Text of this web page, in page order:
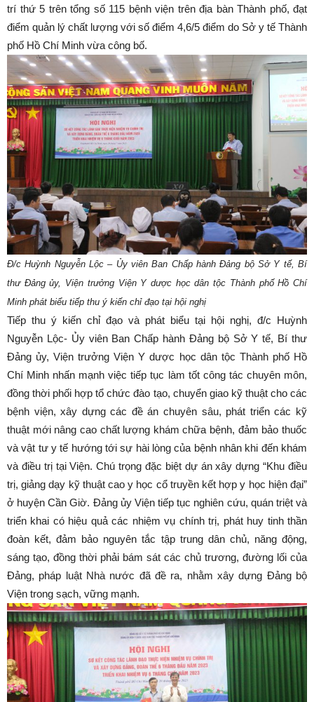
trí thứ 5 trên tổng số 115 bệnh viện trên địa bàn Thành phố, đạt
điểm quản lý chất lượng với số điểm 4,6/5 điểm do Sở y tế Thành
phố Hồ Chí Minh vừa công bố.
Đ/c Huỳnh Nguyễn Lộc – Ủy viên Ban Chấp hành Đảng bộ Sở Y tế, Bí
thư Đảng ủy, Viện trưởng Viện Y dược học dân tộc Thành phố Hồ Chí
Minh phát biểu tiếp thu ý kiến chỉ đạo tại hội nghị
Tiếp thu ý kiến chỉ đạo và phát biểu tại hội nghị, đ/c Huỳnh
Nguyễn Lộc- Ủy viên Ban Chấp hành Đảng bộ Sở Y tế, Bí thư
Đảng ủy, Viện trưởng Viện Y dược học dân tộc Thành phố Hồ
Chí Minh nhấn mạnh việc tiếp tục làm tốt công tác chuyên môn,
đồng thời phối hợp tổ chức đào tạo, chuyển giao kỹ thuật cho các
bệnh viện, xây dựng các đề án chuyên sâu, phát triển các kỹ
thuật mới nâng cao chất lượng khám chữa bệnh, đảm bảo thuốc
và vật tư y tế hướng tới sự hài lòng của bệnh nhân khi đến khám
và điều trị tại Viện. Chú trọng đặc biệt dự án xây dựng “Khu điều
trị, giảng dạy kỹ thuật cao y học cổ truyền kết hợp y học hiện đại”
ở huyện Cần Giờ. Đảng ủy Viện tiếp tục nghiên cứu, quán triệt và
triển khai có hiệu quả các nhiệm vụ chính trị, phát huy tinh thần
đoàn kết, đảm bảo nguyên tắc tập trung dân chủ, năng động,
sáng tạo, đồng thời phải bám sát các chủ trương, đường lối của
Đảng, pháp luật Nhà nước đã đề ra, nhằm xây dựng Đảng bộ
Viện trong sạch, vững mạnh.